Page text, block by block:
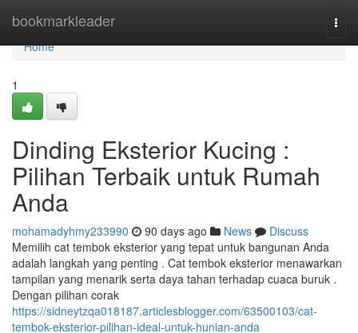
bookmarkleader
Home
Home
1
Dinding Eksterior Kucing :
Pilihan Terbaik untuk Rumah
Anda
mohamadyhmy233990 90 days ago News
Discuss
Memilih cat tembok eksterior yang tepat untuk bangunan Anda
adalah langkah yang penting . Cat tembok eksterior menawarkan
tampilan yang menarik serta daya tahan terhadap cuaca buruk .
Dengan pilihan corak
https://sidneytzqa018187.articlesblogger.com/63500103/cat-
tembok-eksterior-pilihan-ideal-untuk-hunian-anda